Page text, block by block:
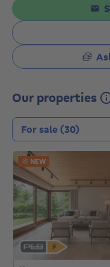
Our properties
Transaction type
NEW